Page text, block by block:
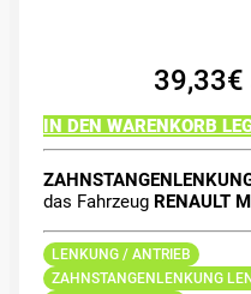
39,33€
IN DEN WARENKORB
das Fahrzeug RENAULT
LENKUNG / ANTRIEB
ZAHNSTANGENLENKUNG